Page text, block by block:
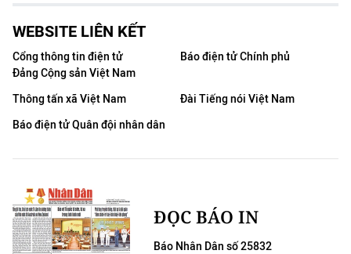
WEBSITE LIÊN KẾT
Cổng thông tin điện tử
Đảng Cộng sản Việt Nam
Báo điện tử Chính phủ
Thông tấn xã Việt Nam
Đài Tiếng nói Việt Nam
Báo điện tử Quân đội nhân dân
ĐỌC BÁO IN
Báo Nhân Dân số 25832